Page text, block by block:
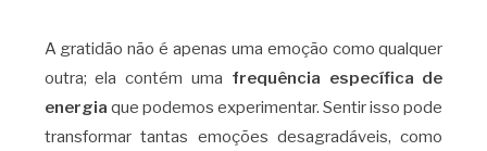
A gratidão não é apenas uma emoção como qualquer
outra; ela contém uma frequência específica de
energia que podemos experimentar. Sentir isso pode
transformar tantas emoções desagradáveis, como